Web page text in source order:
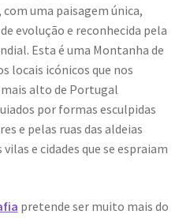
uma paisagem única,
evolução e reconhecida pela
Esta é uma Montanha de
locais icónicos que nos
alto de Portugal
por formas esculpidas
e pelas ruas das aldeias
e cidades que se espraiam
pretende ser muito mais do